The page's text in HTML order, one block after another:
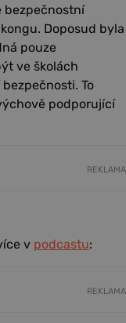
bezpečnostní
Doposud byla
pouze
ve školách
To
podporující
REKLAMA
v podcastu:
REKLAMA